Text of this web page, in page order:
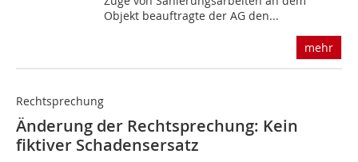
Objekt beauftragte der AG den...
mehr
Rechtsprechung
Änderung der Rechtsprechung: Kein
fiktiver Schadensersatz